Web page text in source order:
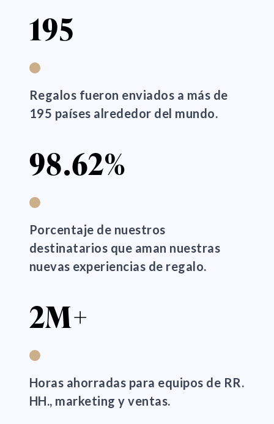
195
Regalos fueron enviados a más de
195 países alrededor del mundo.
98.62%
Porcentaje de nuestros
destinatarios que aman nuestras
nuevas experiencias de regalo.
2M+
Horas ahorradas para equipos de RR.
HH., marketing y ventas.